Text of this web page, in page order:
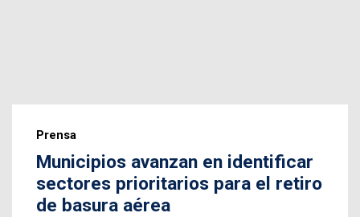
Prensa
Municipios avanzan en identificar
sectores prioritarios para el retiro
de basura aérea